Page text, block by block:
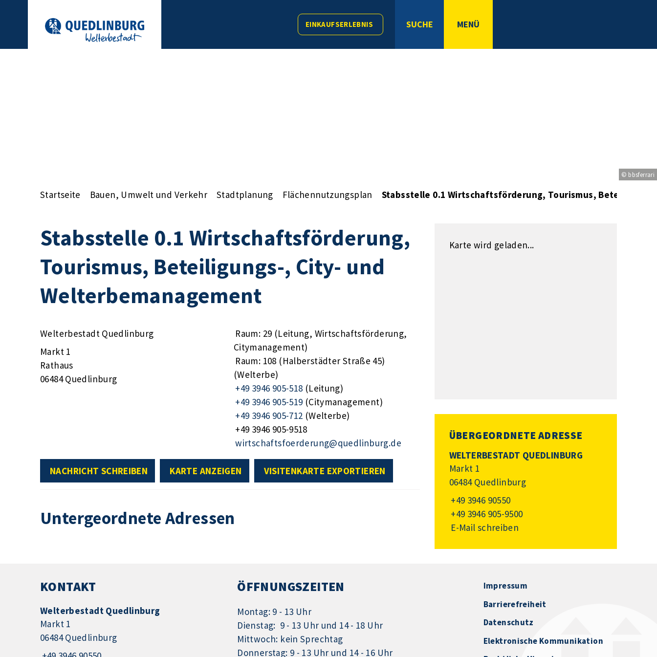
EINKAUFSERLEBNIS SUCHE MENÜ
© bbsferrari
Startseite Bauen, Umwelt und Verkehr Stadtplanung Flächennutzungsplan Stabsstelle 0.1 Wirtschaftsförderung, Tourismus,
Stabsstelle 0.1 Wirtschaftsförderung,
Tourismus, Beteiligungs-, City- und
Welterbemanagement
Welterbestadt Quedlinburg
Markt 1
Rathaus
06484 Quedlinburg
Raum: 29 (Leitung, Wirtschaftsförderung,
Citymanagement)
Raum: 108 (Halberstädter Straße 45)
(Welterbe)
+49 3946 905-518 (Leitung)
+49 3946 905-519 (Citymanagement)
+49 3946 905-712 (Welterbe)
+49 3946 905-9518
wirtschaftsfoerderung@quedlinburg.de
NACHRICHT SCHREIBEN KARTE ANZEIGEN VISITENKARTE EXPORTIEREN
Untergeordnete Adressen
Karte wird geladen...
ÜBERGEORDNETE ADRESSE
WELTERBESTADT QUEDLINBURG
Markt 1
06484 Quedlinburg
+49 3946 90550
+49 3946 905-9500
E-Mail schreiben
KONTAKT
Welterbestadt Quedlinburg
Markt 1
06484 Quedlinburg
ÖFFNUNGSZEITEN
Montag: 9 - 13 Uhr
Dienstag: 9 - 13 Uhr und 14 - 18 Uhr
Mittwoch: kein Sprechtag
Donnerstag: 9 - 13 Uhr und 14 - 16 Uhr
Impressum
Barrierefreiheit
Datenschutz
Elektronische Kommunikation